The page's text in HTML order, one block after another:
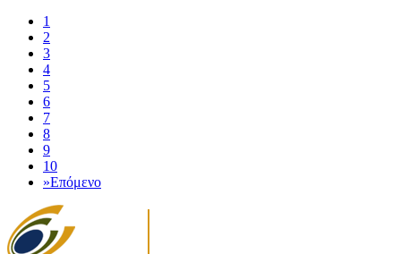
1
2
3
4
5
6
7
8
9
10
»Επόμενο